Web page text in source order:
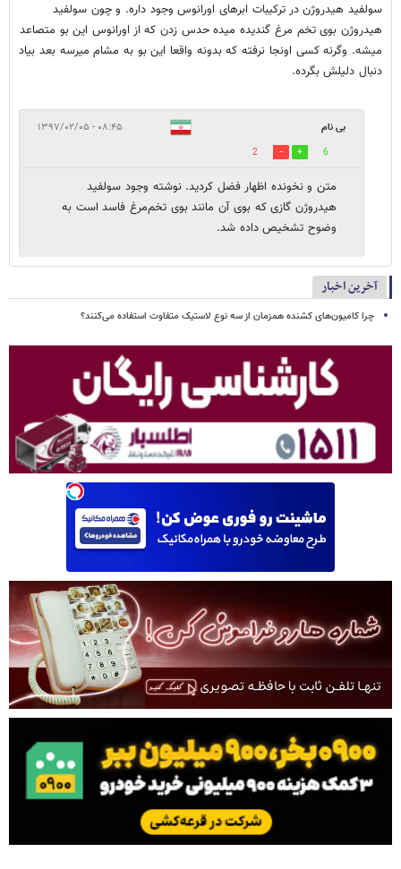
سولفید هیدروژن در ترکیبات ابرهای اورانوس وجود داره. و چون سولفید
هیدروژن بوی تخم مرغ گندیده میده حدس زدن که از اورانوس این بو متصاعد
میشه. وگرنه کسی اونجا نرفته که بدونه واقعا این بو به مشام میرسه بعد بیاد
دنبال دلیلش بگرده.
بی نام ۰۸:۴۵ - ۱۳۹۷/۰۲/۰۵
6
2
متن و نخونده اظهار فضل کردید. نوشته وجود سولفید
هیدروژن گازی که بوی آن مانند بوی تخم‌مرغ فاسد است به
وضوح تشخیص داده شد.
آخرین اخبار
چرا کامیون‌های کشنده همزمان از سه نوع لاستیک متفاوت استفاده می‌کنند؟